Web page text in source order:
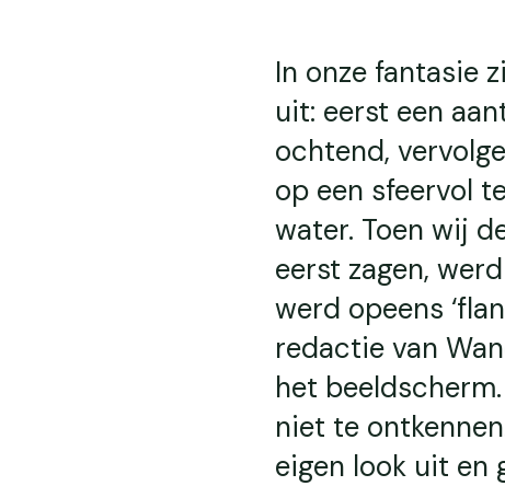
In onze fantasie
uit: eerst een
ochtend,
op een sfeervol
water. Toen wij
eerst zagen,
werd opeens
redactie van
het
niet te
eigen look uit en